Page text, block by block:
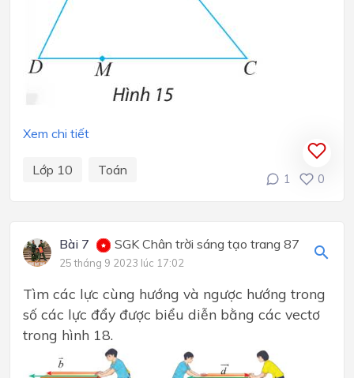
Xem chi tiết
Lớp 10 Toán
1 0
Bài 7 SGK Chân trời sáng tạo trang 87
25 tháng 9 2023 lúc 17:02
Tìm các lực cùng hướng và ngược hướng trong
số các lực đẩy được biểu diễn bằng các vectơ
trong hình 18.